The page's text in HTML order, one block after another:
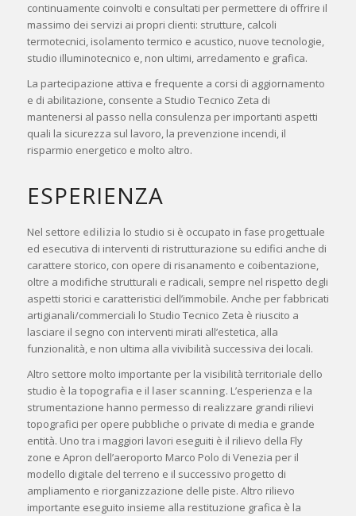
continuamente coinvolti e consultati per permettere di offrire il
massimo dei servizi ai propri clienti: strutture, calcoli
termotecnici, isolamento termico e acustico, nuove tecnologie,
studio illuminotecnico e, non ultimi, arredamento e grafica.
La partecipazione attiva e frequente a corsi di aggiornamento
e di abilitazione, consente a Studio Tecnico Zeta di
mantenersi al passo nella consulenza per importanti aspetti
quali la sicurezza sul lavoro, la prevenzione incendi, il
risparmio energetico e molto altro.
ESPERIENZA
Nel settore edilizia lo studio si è occupato in fase progettuale
ed esecutiva di interventi di ristrutturazione su edifici anche di
carattere storico, con opere di risanamento e coibentazione,
oltre a modifiche strutturali e radicali, sempre nel rispetto degli
aspetti storici e caratteristici dell’immobile. Anche per fabbricati
artigianali/commerciali lo Studio Tecnico Zeta è riuscito a
lasciare il segno con interventi mirati all’estetica, alla
funzionalità, e non ultima alla vivibilità successiva dei locali.
Altro settore molto importante per la visibilità territoriale dello
studio è la topografia e il laser scanning. L’esperienza e la
strumentazione hanno permesso di realizzare grandi rilievi
topografici per opere pubbliche o private di media e grande
entità. Uno tra i maggiori lavori eseguiti è il rilievo della Fly
zone e Apron dell’aeroporto Marco Polo di Venezia per il
modello digitale del terreno e il successivo progetto di
ampliamento e riorganizzazione delle piste. Altro rilievo
importante eseguito insieme alla restituzione grafica è la